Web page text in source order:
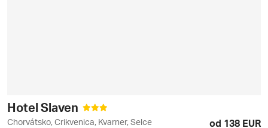
Hotel Slaven
Chorvátsko, Crikvenica, Kvarner, Selce od 138 EUR